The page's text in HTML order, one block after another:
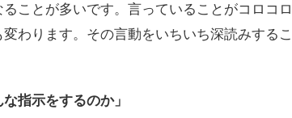
ことが多いです。言っていることがコロコロ
わります。その言動をいちいち深読みするこ
指示をするのか」